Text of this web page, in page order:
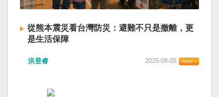
從熊本震災看台灣防災：避難不只是撤離，更
是生活保障
洪昱睿 2026-08-05